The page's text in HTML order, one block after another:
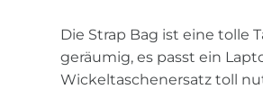
Die Strap Bag ist eine tolle
geräumig, es passt ein
Wickeltaschenersatz toll